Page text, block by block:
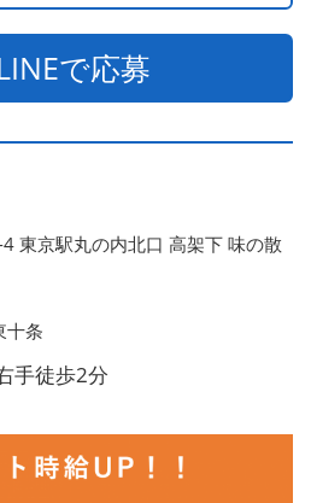
で応募
東京駅丸の内北口 高架下 味の散
十条
手徒歩2分